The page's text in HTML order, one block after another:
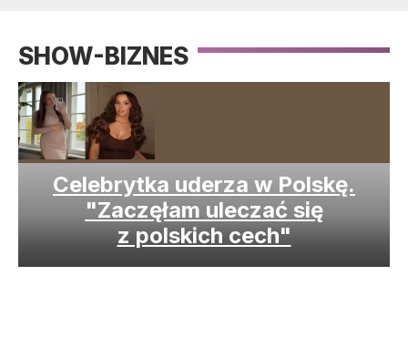
SHOW-BIZNES
Celebrytka uderza w Polskę.
"Zaczęłam uleczać się
z polskich cech"